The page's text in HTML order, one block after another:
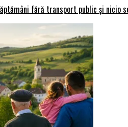
fără transport public și nicio